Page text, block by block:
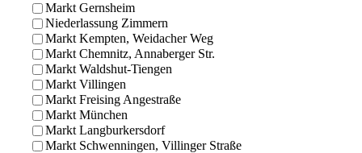
Markt Gernsheim
Niederlassung Zimmern
Markt Kempten, Weidacher Weg
Markt Chemnitz, Annaberger Str.
Markt Waldshut-Tiengen
Markt Villingen
Markt Freising Angestraße
Markt München
Markt Langburkersdorf
Markt Schwenningen, Villinger Straße